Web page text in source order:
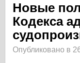
Новые
Кодекса
Опубликовано в